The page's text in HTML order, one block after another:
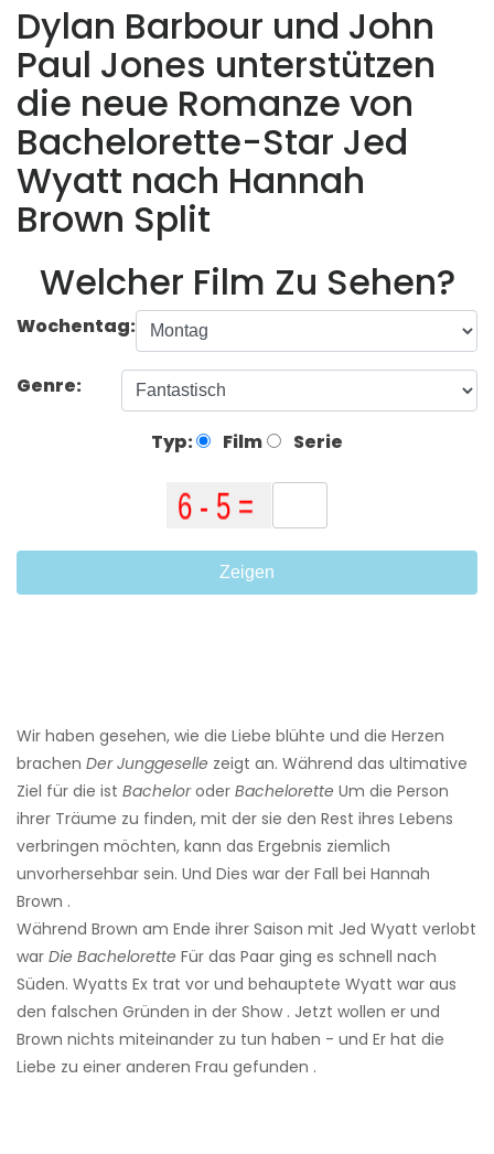
Dylan Barbour und John
Paul Jones unterstützen
die neue Romanze von
Bachelorette-Star Jed
Wyatt nach Hannah
Brown Split
Welcher Film Zu Sehen?
Wochentag:
Genre:
Typ: Film Serie
Zeigen
Wir haben gesehen, wie die Liebe blühte und die Herzen
brachen Der Junggeselle zeigt an. Während das ultimative
Ziel für die ist Bacheloroder Bachelorette Um die Person
ihrer Träume zu finden, mit der sie den Rest ihres Lebens
verbringen möchten, kann das Ergebnis ziemlich
unvorhersehbar sein. Und Dies war der Fall bei Hannah
Brown .
Während Brown am Ende ihrer Saison mit Jed Wyatt verlobt
war Die Bachelorette Für das Paar ging es schnell nach
Süden. Wyatts Ex trat vor und behauptete Wyatt war aus
den falschen Gründen in der Show . Jetzt wollen er und
Brown nichts miteinander zu tun haben - und Er hat die
Liebe zu einer anderen Frau gefunden .